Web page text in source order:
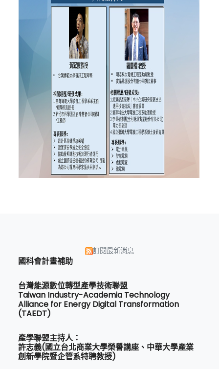
訂閱最新消息
國科會計畫補助
台灣能源數位轉型產學技術聯盟
Taiwan Industry-Academia Technology
Alliance for Energy Digital Transformation
(TAEDT)
產學聯盟主持人：
許志義(國立台北商業大學榮譽講座、中華大學產業
創新學院暨企管系特聘教授)